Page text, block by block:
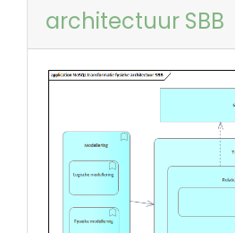
architectuur SBB